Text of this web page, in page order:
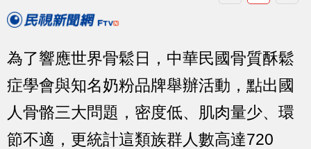
為了響應世界骨鬆日，中華民國骨質酥鬆
症學會與知名奶粉品牌舉辦活動，點出國
人骨骼三大問題，密度低、肌肉量少、環
節不適，更統計這類族群人數高達720